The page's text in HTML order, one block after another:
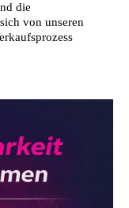
die
von unseren